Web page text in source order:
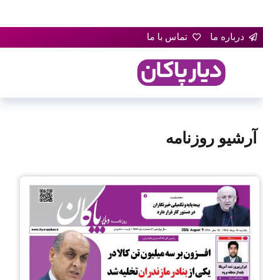
درباره ما تماس با ما
آرشیو روزنامه